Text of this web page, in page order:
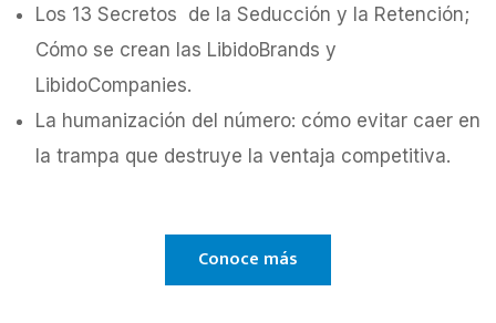
Los 13 Secretos de la Seducción y la Retención;
Cómo se crean las LibidoBrands y
LibidoCompanies.
La humanización del número: cómo evitar caer en
la trampa que destruye la ventaja competitiva.
Conoce más